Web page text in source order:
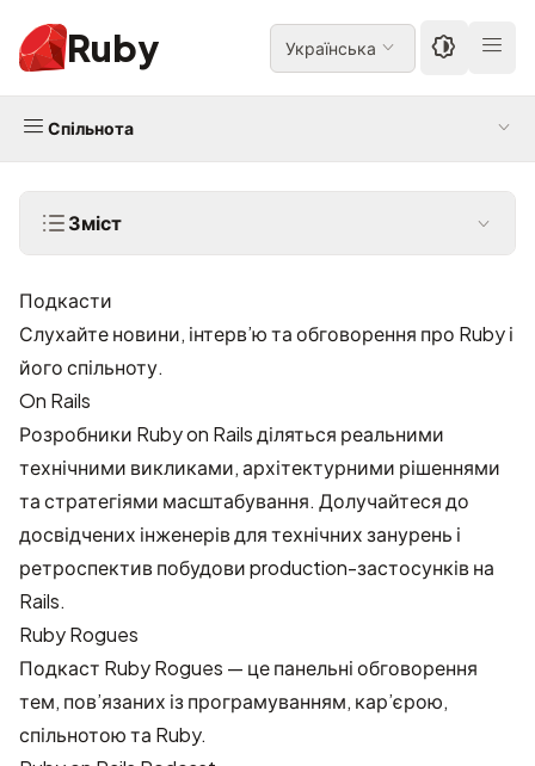
Ruby Українська
Спільнота
Зміст
Подкасти
Слухайте новини, інтерв’ю та обговорення про Ruby і
його спільноту.
On Rails
Розробники Ruby on Rails діляться реальними
технічними викликами, архітектурними рішеннями
та стратегіями масштабування. Долучайтеся до
досвідчених інженерів для технічних занурень і
ретроспектив побудови production-застосунків на
Rails.
Ruby Rogues
Подкаст Ruby Rogues — це панельні обговорення
тем, пов’язаних із програмуванням, кар’єрою,
спільнотою та Ruby.